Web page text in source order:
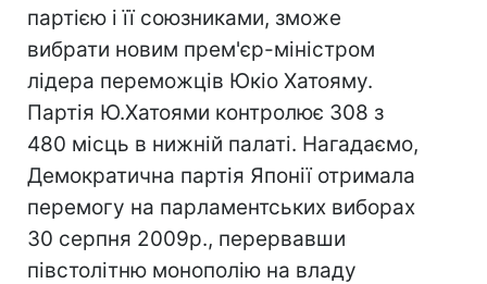
партією і її союзниками, зможе
вибрати новим прем'єр-міністром
лідера переможців Юкіо Хатояму.
Партія Ю.Хатоями контролює 308 з
480 місць в нижній палаті. Нагадаємо,
Демократична партія Японії отримала
перемогу на парламентських виборах
30 серпня 2009р., перервавши
півстолітню монополію на владу